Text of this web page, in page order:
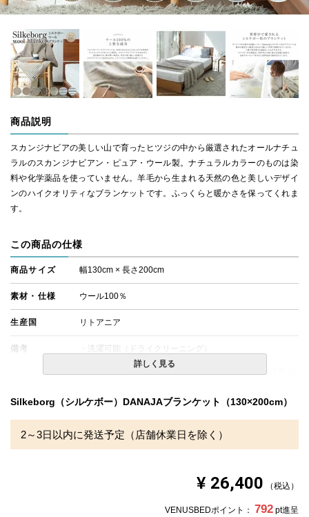
商品説明
スカンジナビアの美しい山で育ったヒツジの中から厳選されたオールナチュ
ラルのスカンジナビアン・ピュア・ウール製。ナチュラルカラーのものは染
料や化学薬品を使っていません。羊毛から生まれる天然の色と美しいデザイ
ンのハイクオリティなブランケットです。ふっくらと暖かさを保ってくれま
す。
この商品の仕様
商品サイズ 幅130cm × 長さ200cm
素材・仕様 ウール100％
生産国 リトアニア
備考
・洗濯可能（ドライクリーニング）
・配送日指定OK！
※北海道・沖縄・離島等一部地域へのお届けは別途送料が
合があります。
詳しく見る
Silkeborg（シルケボー）DANAJAブランケット（130×200cm）
2～3日以内に発送予定（店舗休業日を除く）
¥ 26,400 税込
VENUSBEDポイント： 792 pt進呈